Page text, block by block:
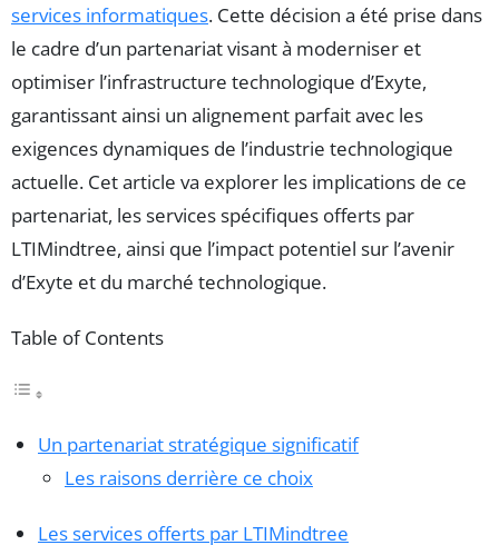
services informatiques. Cette décision a été prise dans
le cadre d’un partenariat visant à moderniser et
optimiser l’infrastructure technologique d’Exyte,
garantissant ainsi un alignement parfait avec les
exigences dynamiques de l’industrie technologique
actuelle. Cet article va explorer les implications de ce
partenariat, les services spécifiques offerts par
LTIMindtree, ainsi que l’impact potentiel sur l’avenir
d’Exyte et du marché technologique.
Table of Contents
Un partenariat stratégique significatif
Les raisons derrière ce choix
Les services offerts par LTIMindtree